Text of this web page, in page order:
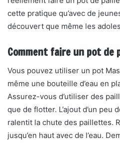
cette pratique qu’avec de
découvert que même les
Comment faire un pot de
Vous pouvez utiliser un pot
même une bouteille d’eau en
Assurez-vous d’utiliser des
que de flotter. L’ajout d’un peu
ralentit la chute des paillettes.
jusqu’en haut avec de l’eau.